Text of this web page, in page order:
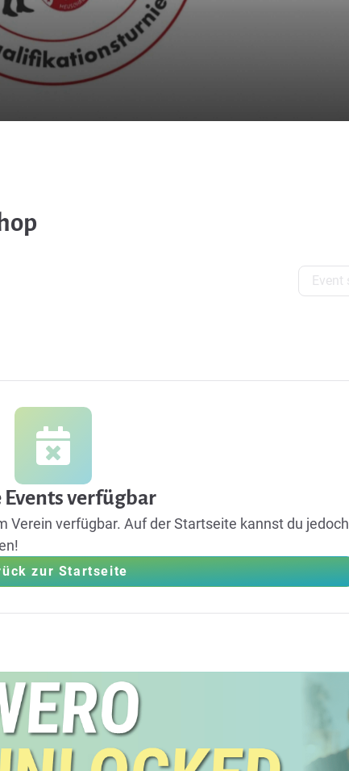
Events verfügbar
Verein verfügbar. Auf der Startseite kannst du jedoch
zur Startseite